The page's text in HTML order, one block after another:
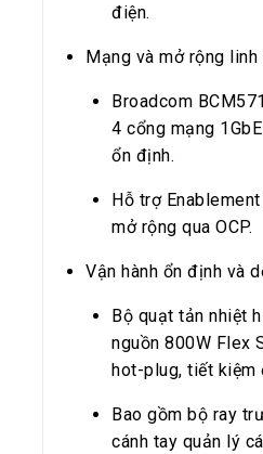
điện.
Mạng và mở rộng linh
Broadcom
4 cổng mạng
ổn định.
Hỗ trợ
mở rộng qua OCP.
Vận hành ổn định và
Bộ quạt tản nhiệt
nguồn 800W Flex
hot-plug, tiết kiệm
Bao gồm bộ ray
cánh tay quản lý